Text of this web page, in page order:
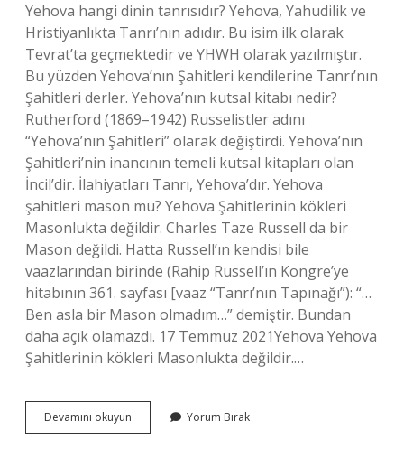
Yehova hangi dinin tanrısıdır? Yehova, Yahudilik ve
Hristiyanlıkta Tanrı’nın adıdır. Bu isim ilk olarak
Tevrat’ta geçmektedir ve YHWH olarak yazılmıştır.
Bu yüzden Yehova’nın Şahitleri kendilerine Tanrı’nın
Şahitleri derler. Yehova’nın kutsal kitabı nedir?
Rutherford (1869–1942) Russelistler adını
“Yehova’nın Şahitleri” olarak değiştirdi. Yehova’nın
Şahitleri’nin inancının temeli kutsal kitapları olan
İncil’dir. İlahiyatları Tanrı, Yehova’dır. Yehova
şahitleri mason mu? Yehova Şahitlerinin kökleri
Masonlukta değildir. Charles Taze Russell da bir
Mason değildi. Hatta Russell’ın kendisi bile
vaazlarından birinde (Rahip Russell’ın Kongre’ye
hitabının 361. sayfası [vaaz “Tanrı’nın Tapınağı”): “…
Ben asla bir Mason olmadım…” demiştir. Bundan
daha açık olamazdı. 17 Temmuz 2021Yehova Yehova
Şahitlerinin kökleri Masonlukta değildir.…
Devamını okuyun
Ya
Yorum Bırak